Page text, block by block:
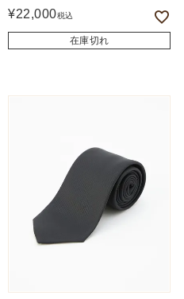
¥22,000税込
在庫切れ